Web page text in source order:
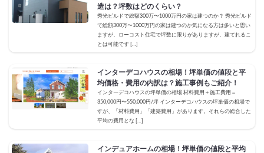
造は？坪数はどのくらい？
秀光ビルドで総額300万〜1000万円の家は建つのか？ 秀光ビルド
で総額300万〜1000万円の家は建つのか気になる方は多いと思い
ますが、ローコスト住宅で坪数に限りがありますが、建てれるこ
とは可能です […]
インターデコハウスの相場！坪単価の値段と平
均価格・費用の内訳は？施工事例もご紹介！
インターデコハウスの坪単価の相場 材料費用＋施工費用＝
350,000円〜550,000円/坪 インターデコハウスの坪単価の相場で
すが、「材料費用」「建築費用」があります。それらの総合した
平均の費用とな […]
インデュアホームの相場！坪単価の値段と平均